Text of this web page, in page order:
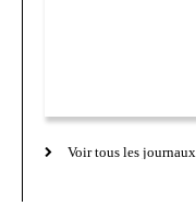
Voir tous les journaux